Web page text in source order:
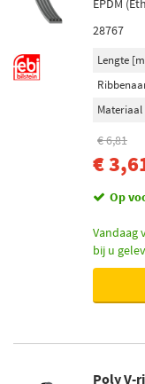
EPDM
28767
Lengte
Materiaal
€ 6,81
€
Op
Vandaag
bij u
Poly V-